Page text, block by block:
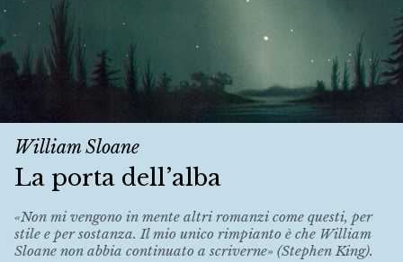
William Sloane
La porta dell’alba
«Non mi vengono in mente altri romanzi come questi, per
stile e per sostanza. Il mio unico rimpianto è che William
Sloane non abbia continuato a scriverne» (Stephen King).